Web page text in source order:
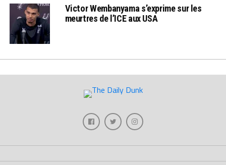
Victor Wembanyama s’exprime sur les
meurtres de l’ICE aux USA